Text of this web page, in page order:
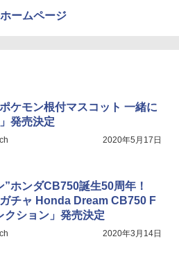
育 勉強 3歳
トミー(TAKARA TOMY) T-SPAR
ンスフォーマー ニューレジェンズ
NATIONS S.H.フィギュアー
殻機動隊 THE GHOST IN THE SHE
薙素子 約140mm PVC&ABS製 塗
ター 1/144スケール 色分け済みプ
ル
Fate/Grand Order アルトリア・
ター 色分け済みプラモデル
ビー用仕上材 B603
ームページ
ケモン根付マスコット 一緒に
発売決定
2020年5月17日
”ホンダCB750誕生50周年！
ガチャ Honda Dream CB750 F
クション」発売決定
2020年3月14日